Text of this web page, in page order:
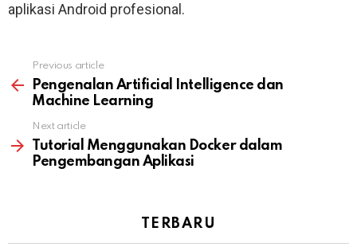
aplikasi Android profesional.
more
Previous article
Pengenalan Artificial Intelligence dan
Machine Learning
Next article
Tutorial Menggunakan Docker dalam
Pengembangan Aplikasi
TERBARU